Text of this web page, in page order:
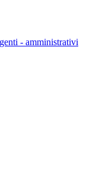
- amministrativi